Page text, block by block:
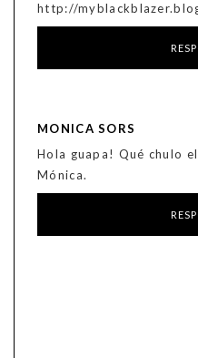
http://
MONICA SORS
Hola guapa! Qué chulo
Mónica.